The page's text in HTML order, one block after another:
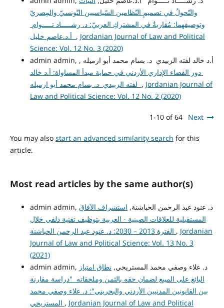
والتّحولُ في تصميمِ النّظامين السّياسيين التّونسيّ والمِصريّ
وتوصيفهما: مُقاربةٌ في المشتركِ العربيّ: د. رشـــــاد تـــــوام
, Jordanian Journal of Law and Political
Science: Vol. 12 No. 3 (2020)
admin admin, أ.د خالد لفته الزبيدي د. بسام محمد أبو ارميله ,
دور القضاء الإداري الأردني في حماية مبدأ المساواة: أ.د خالد
, Jordanian Journal of
Law and Political Science: Vol. 12 No. 2 (2020)
1-10 of 64 Next
You may also start an advanced similarity search for this
article.
Most read articles by the same author(s)
admin admin, د. عنود عبد الرحمن الحباشنة, استشراف الآفاق
المستقبلية للعلاقات الصينية - العربية بتوظيف تقنية دلفي خلال
, Jordanian
Journal of Law and Political Science: Vol. 13 No. 3
(2021)
admin admin, د. علاء وصفي محمد المستريحي, نطاق امتياز
البائع على المبيع لضمان حقه بالثمن وملحقاته "دراسة مقارنة
بين القانونين المدنيين الأردني والبحريني": د. علاء وصفي محمد
, Jordanian Journal of Law and Political